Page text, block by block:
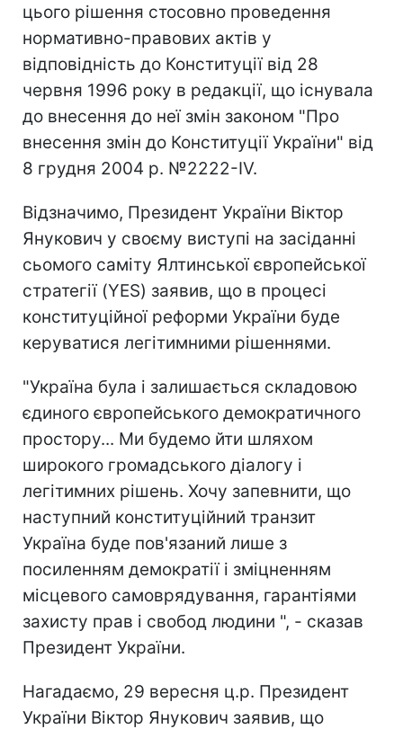
цього рішення стосовно проведення
нормативно-правових актів у
відповідність до Конституції від 28
червня 1996 року в редакції, що існувала
до внесення до неї змін законом "Про
внесення змін до Конституції України" від
8 грудня 2004 р. №2222-IV.
Відзначимо, Президент України Віктор
Янукович у своєму виступі на засіданні
сьомого саміту Ялтинської європейської
стратегії (YES) заявив, що в процесі
конституційної реформи України буде
керуватися легітимними рішеннями.
"Україна була і залишається складовою
єдиного європейського демократичного
простору... Ми будемо йти шляхом
широкого громадського діалогу і
легітимних рішень. Хочу запевнити, що
наступний конституційний транзит
Україна буде пов'язаний лише з
посиленням демократії і зміцненням
місцевого самоврядування, гарантіями
захисту прав і свобод людини ", - сказав
Президент України.
Нагадаємо, 29 вересня ц.р. Президент
України Віктор Янукович заявив, що